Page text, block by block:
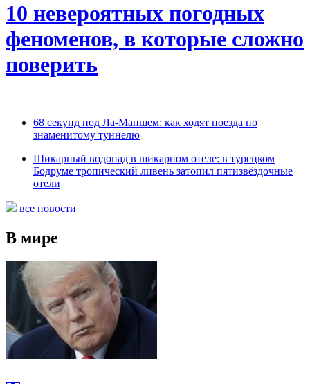
10 невероятных погодных
феноменов, в которые сложно
поверить
68 секунд под Ла-Маншем: как ходят поезда по
знаменитому туннелю
Шикарный водопад в шикарном отеле: в турецком
Бодруме тропический ливень затопил пятизвёздочные
отели
все новости
В мире